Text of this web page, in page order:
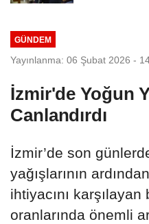
GÜNDEM
Yayınlanma: 06 Şubat 2026 -
İzmir'de Yoğun
Canlandırdı
İzmir’de son
yağışlarının
ihtiyacını
oranlarında önemli